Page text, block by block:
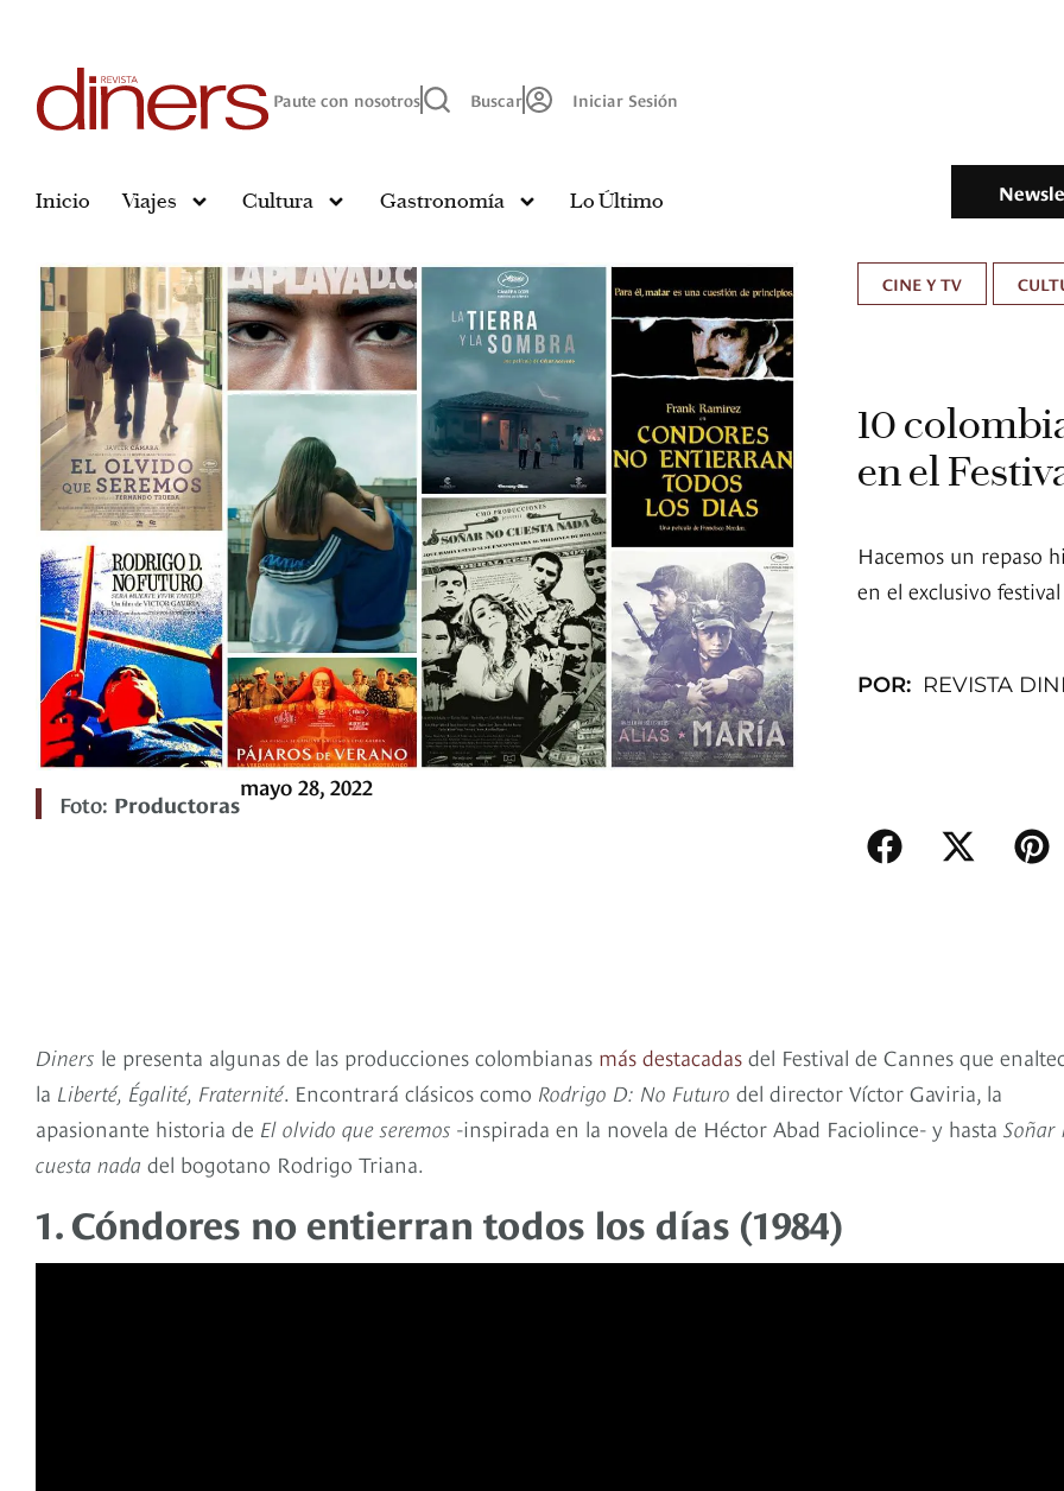
Paute con nosotros Buscar Iniciar Sesión
Inicio Viajes Cultura Gastronomía Lo Último
Foto: Productoras
mayo 28, 2022
CINE Y TV
10
en el
Hacemos un repaso
en el exclusivo
POR: REVISTA
Diners le presenta algunas de las producciones colombianas más destacadas del Festival de Cannes que
la Liberté, Égalité, Fraternité. Encontrará clásicos como Rodrigo D: No Futuro del director Víctor Gaviria, la
apasionante historia de El olvido que seremos -inspirada en la novela de Héctor Abad Faciolince- y hasta Soñar
cuesta nada del bogotano Rodrigo Triana.
1. Cóndores no entierran todos los días (1984)